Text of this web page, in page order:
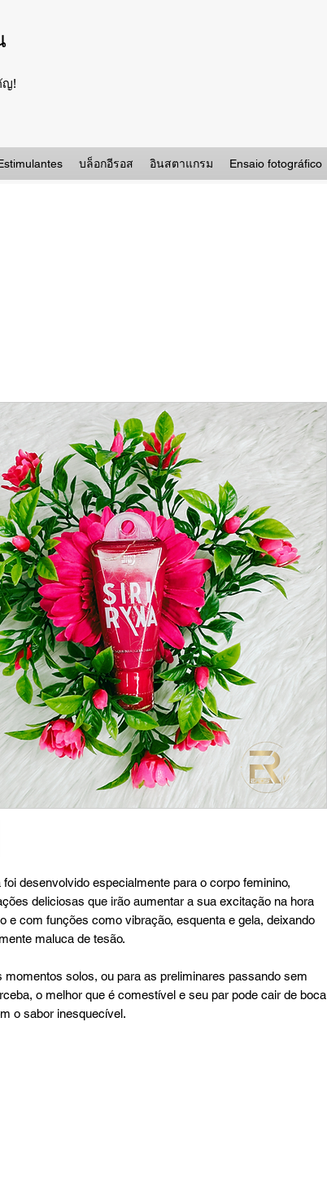
ญ!
บล็อกอีรอส อินสตาแกรม Ensaio fotográfico
desenvolvido especialmente para o corpo feminino,
deliciosas que irão aumentar a sua excitação na hora
e com funções como vibração, esquenta e gela, deixando
maluca de tesão.
momentos solos, ou para as preliminares passando sem
o melhor que é comestível e seu par pode cair de boca
o sabor inesquecível.